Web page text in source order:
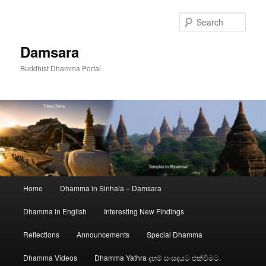
Damsara
Buddhist Dhamma Portal
Home Dhamma in Sinhala – Damsara
Dhamma in English Interesting New Findings
Reflections Announcements Special Dhamma
Dhamma Videos Dhamma Yathra දහම් සංසදයට එක්වීමට.